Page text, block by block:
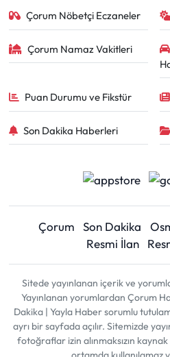
Çorum Nöbetçi Eczaneler
Çorum Namaz Vakitleri
Puan Durumu ve Fikstür
Son Dakika Haberleri
Çorum Son Dakika
Resmi İlan
Sitede yayınlanan içerik ve
Yayınlanan yorumlardan Çorum
Dakika | Yayla Haber sorumlu
ayrı bir sayfada açılır. Sitemizde
fotoğraflar izin alınmaksızın